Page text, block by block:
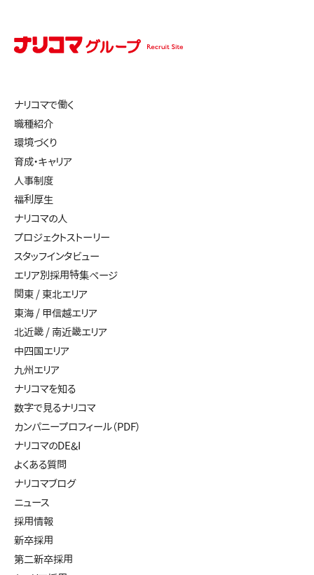
ナリコマで働く
職種紹介
環境づくり
育成・キャリア
人事制度
福利厚生
ナリコマの人
プロジェクトストーリー
スタッフインタビュー
エリア別採用特集ページ
関東 / 東北エリア
東海 / 甲信越エリア
北近畿 / 南近畿エリア
中四国エリア
九州エリア
ナリコマを知る
数字で見るナリコマ
カンパニープロフィール（PDF）
ナリコマのDE&I
よくある質問
ナリコマブログ
ニュース
採用情報
新卒採用
第二新卒採用